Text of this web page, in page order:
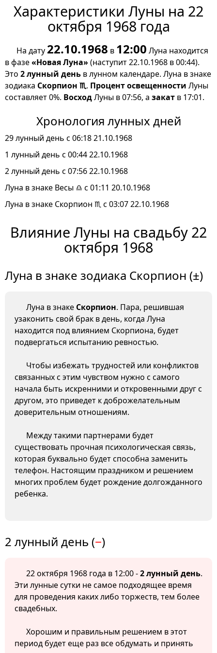
Характеристики Луны на 22
октября 1968 года
На дату 22.10.1968 в 12:00 Луна находится
в фазе«Новая Луна»(наступит 22.10.1968 в 00:44).
Это 2 лунный день в лунном календаре. Луна в знаке
зодиака Скорпион ♏. Процент освещенности Луны
составляет 0%. ВосходЛуны в 07:56, а закат в 17:01.
Хронология лунных дней
29 лунный день с 06:18 21.10.1968
1 лунный день с 00:44 22.10.1968
2 лунный день с 07:56 22.10.1968
Луна в знаке Весы ♎ с 01:11 20.10.1968
Луна в знаке Скорпион ♏ с 03:07 22.10.1968
Влияние Луны на свадьбу 22
октября 1968
Луна в знаке зодиака Скорпион (±)
Луна в знаке Скорпион. Пара, решившая
узаконить свой брак в день, когда Луна
находится под влиянием Скорпиона, будет
подвергаться испытанию ревностью.
Чтобы избежать трудностей или конфликтов
связанных с этим чувством нужно с самого
начала быть искренними и откровенными друг с
другом, это приведет к доброжелательным
доверительным отношениям.
Между такими партнерами будет
существовать прочная психологическая связь,
которая буквально будет способна заменить
телефон. Настоящим праздником и решением
многих проблем будет рождение долгожданного
ребенка.
2 лунный день (−)
22 октября 1968 года в 12:00 -2 лунный день.
Эти лунные сутки не самое подходящее время
для проведения каких либо торжеств, тем более
свадебных.
Хорошим и правильным решением в этот
период будет еще раз все обдумать и принять